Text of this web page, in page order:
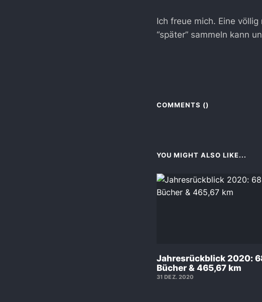
Ich freue mich. Eine
“später” sammeln kann
COMMENTS ()
YOU MIGHT ALSO LIKE...
Jahresrückblick 2020:
Bücher & 465,67 km
31 DEZ. 2020